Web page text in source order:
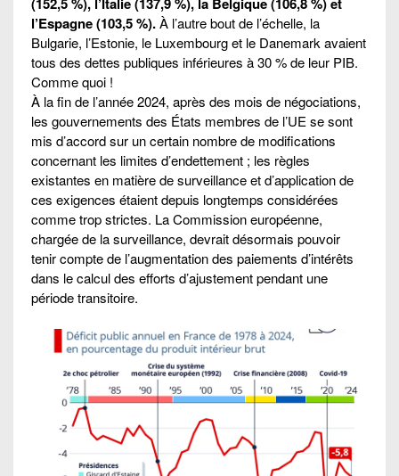
l’Espagne (103,5 %).À l’autre bout de l’échelle, la
Bulgarie, l’Estonie, le Luxembourg et le Danemark avaient
tous des dettes publiques inférieures à 30 % de leur PIB.
Comme quoi !
À la fin de l’année 2024, après des mois de négociations,
les gouvernements des États membres de l’UE se sont
mis d’accord sur un certain nombre de modifications
concernant les limites d’endettement ; les règles
existantes en matière de surveillance et d’application de
ces exigences étaient depuis longtemps considérées
comme trop strictes. La Commission européenne,
chargée de la surveillance, devrait désormais pouvoir
tenir compte de l’augmentation des paiements d’intérêts
dans le calcul des efforts d’ajustement pendant une
période transitoire.